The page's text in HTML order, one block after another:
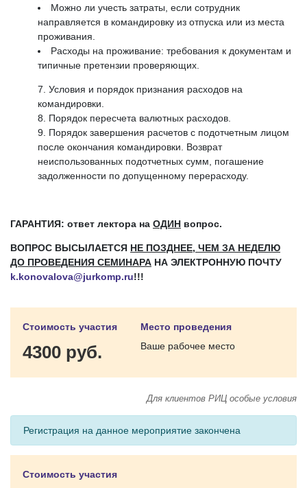
Можно ли учесть затраты, если сотрудник
направляется в командировку из отпуска или из места
проживания.
Расходы на проживание: требования к документам и
типичные претензии проверяющих.
Условия и порядок признания расходов на
командировки.
Порядок пересчета валютных расходов.
Порядок завершения расчетов с подотчетным лицом
после окончания командировки. Возврат
неиспользованных подотчетных сумм, погашение
задолженности по допущенному перерасходу.
ГАРАНТИЯ: ответ лектора на ОДИН вопрос.
ВОПРОС ВЫСЫЛАЕТСЯ НЕ ПОЗДНЕЕ, ЧЕМ ЗА НЕДЕЛЮ
ДО ПРОВЕДЕНИЯ СЕМИНАРА НА ЭЛЕКТРОННУЮ ПОЧТУ
k.konovalova@jurkomp.ru!!!
Стоимость участия
4300 руб.
Место проведения
Ваше рабочее место
Для клиентов РИЦ особые условия
Регистрация на данное мероприятие закончена
Стоимость участия